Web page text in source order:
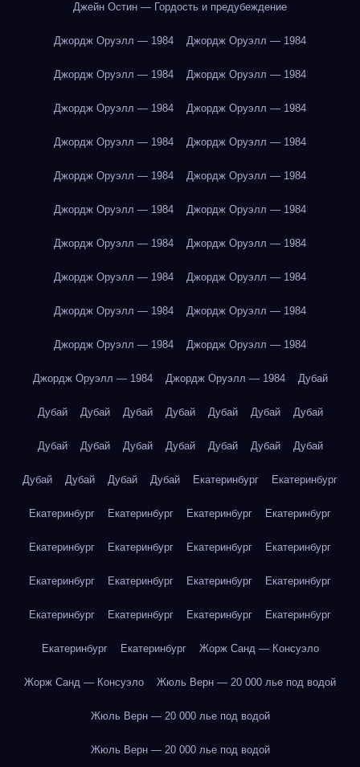
Джейн Остин — Гордость и предубеждение
Джордж Оруэлл — 1984 Джордж Оруэлл — 1984
Джордж Оруэлл — 1984 Джордж Оруэлл — 1984
Джордж Оруэлл — 1984 Джордж Оруэлл — 1984
Джордж Оруэлл — 1984 Джордж Оруэлл — 1984
Джордж Оруэлл — 1984 Джордж Оруэлл — 1984
Джордж Оруэлл — 1984 Джордж Оруэлл — 1984
Джордж Оруэлл — 1984 Джордж Оруэлл — 1984
Джордж Оруэлл — 1984 Джордж Оруэлл — 1984
Джордж Оруэлл — 1984 Джордж Оруэлл — 1984
Джордж Оруэлл — 1984 Джордж Оруэлл — 1984
Джордж Оруэлл — 1984 Джордж Оруэлл — 1984 Дубай
Дубай Дубай Дубай Дубай Дубай Дубай Дубай
Дубай Дубай Дубай Дубай Дубай Дубай Дубай
Дубай Дубай Дубай Дубай Екатеринбург Екатеринбург
Екатеринбург Екатеринбург Екатеринбург Екатеринбург
Екатеринбург Екатеринбург Екатеринбург Екатеринбург
Екатеринбург Екатеринбург Екатеринбург Екатеринбург
Екатеринбург Екатеринбург Екатеринбург Екатеринбург
Екатеринбург Екатеринбург Жорж Санд — Консуэло
Жорж Санд — Консуэло Жюль Верн — 20 000 лье под водой
Жюль Верн — 20 000 лье под водой
Жюль Верн — 20 000 лье под водой